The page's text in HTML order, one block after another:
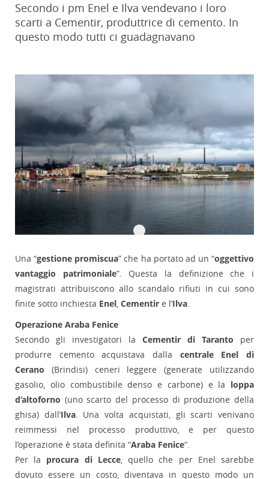
Secondo i pm Enel e Ilva vendevano i loro
scarti a Cementir, produttrice di cemento. In
questo modo tutti ci guadagnavano
Una “gestione promiscua” che ha portato ad un “oggettivo
vantaggio patrimoniale”. Questa la definizione che i
magistrati attribuiscono allo scandalo rifiuti in cui sono
finite sotto inchiesta Enel, Cementir e l’Ilva.
Operazione Araba Fenice
Secondo gli investigatori la Cementir di Taranto per
produrre cemento acquistava dalla centrale Enel di
Cerano (Brindisi) ceneri leggere (generate utilizzando
gasolio, olio combustibile denso e carbone) e la loppa
d’altoforno (uno scarto del processo di produzione della
ghisa) dall’Ilva. Una volta acquistati, gli scarti venivano
reimmessi nel processo produttivo, e per questo
l’operazione è stata definita “Araba Fenice”.
Per la procura di Lecce, quello che per Enel sarebbe
dovuto essere un costo, diventava in questo modo un